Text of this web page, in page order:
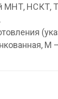
МНТ, НСКТ,
М